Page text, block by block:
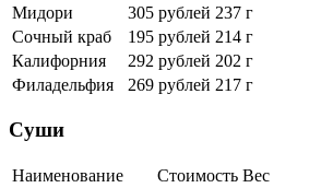
Мидори
305 рублей 237 г
Сочный краб
195 рублей 214 г
Калифорния
292 рублей 202 г
Филадельфия
269 рублей 217 г
Суши
Наименование Стоимость Вес